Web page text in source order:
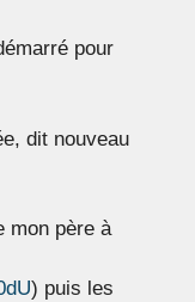
pour
dit nouveau
mon père à
) puis les